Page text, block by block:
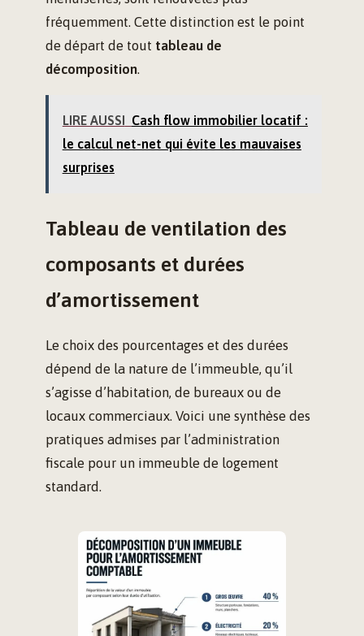
fréquemment. Cette distinction est le point
de départ de tout tableau de
décomposition.
LIRE AUSSI Cash flow immobilier locatif :
le calcul net-net qui évite les mauvaises
surprises
Tableau de ventilation des
composants et durées
d’amortissement
Le choix des pourcentages et des durées
dépend de la nature de l’immeuble, qu’il
s’agisse d’habitation, de bureaux ou de
locaux commerciaux. Voici une synthèse des
pratiques admises par l’administration
fiscale pour un immeuble de logement
standard.